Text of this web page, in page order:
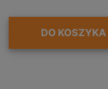
DO KOSZYKA